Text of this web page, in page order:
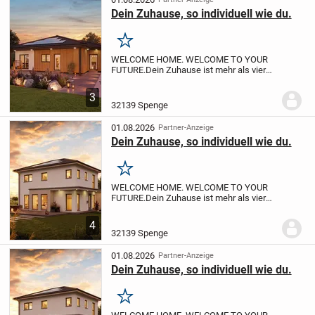
3
Dein Zuhause, so individuell wie du.
Merken
WELCOME HOME. WELCOME TO YOUR
FUTURE.Dein Zuhause ist mehr als vier
White&Black macht Wohneigentum
bezahlbar, modern...
32139 Spenge
4
01.08.2026 Partner-Anzeige
Dein Zuhause, so individuell wie du.
Merken
WELCOME HOME. WELCOME TO YOUR
FUTURE.Dein Zuhause ist mehr als vier
White&Black macht Wohneigentum
bezahlbar, modern...
32139 Spenge
01.08.2026 Partner-Anzeige
Dein Zuhause, so individuell wie du.
Merken